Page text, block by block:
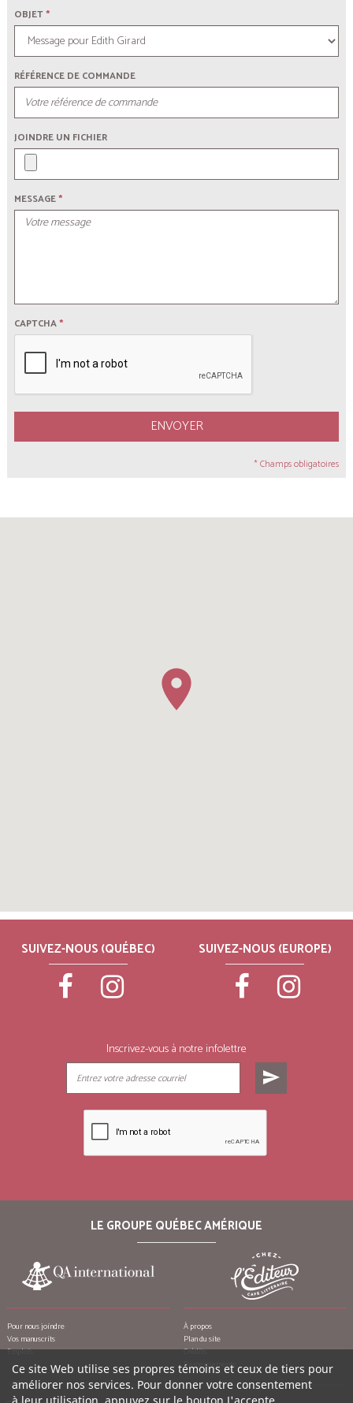
OBJET*
RÉFÉRENCE DE COMMANDE
JOINDRE UN FICHIER
MESSAGE*
CAPTCHA*
ENVOYER
* Champs obligatoires
SUIVEZ-NOUS (QUÉBEC) SUIVEZ-NOUS (EUROPE)
Inscrivez-vous à notre infolettre
send
LE GROUPE QUÉBEC AMÉRIQUE
Pour nous joindre
Vos manuscrits
Emplois
À propos
Plan du site
Crédits
Remerciements
Ce site Web utilise ses propres témoins et ceux de tiers pour
améliorer nos services. Pour donner votre consentement